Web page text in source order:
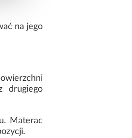
na jego
drugiego
Materac